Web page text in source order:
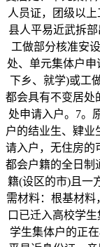
人员证，团级以
县人平易近武拆
工做部分核准安
处、单元集体户
下乡、就学)或工
都会具有不变居处
处申请入户。7。
户的结业生、肄业
请入户，无住房的
都会户籍的全日制
籍(设区的市)且一
需材料：根基材料
口已迁入高校学
学生集体户的正